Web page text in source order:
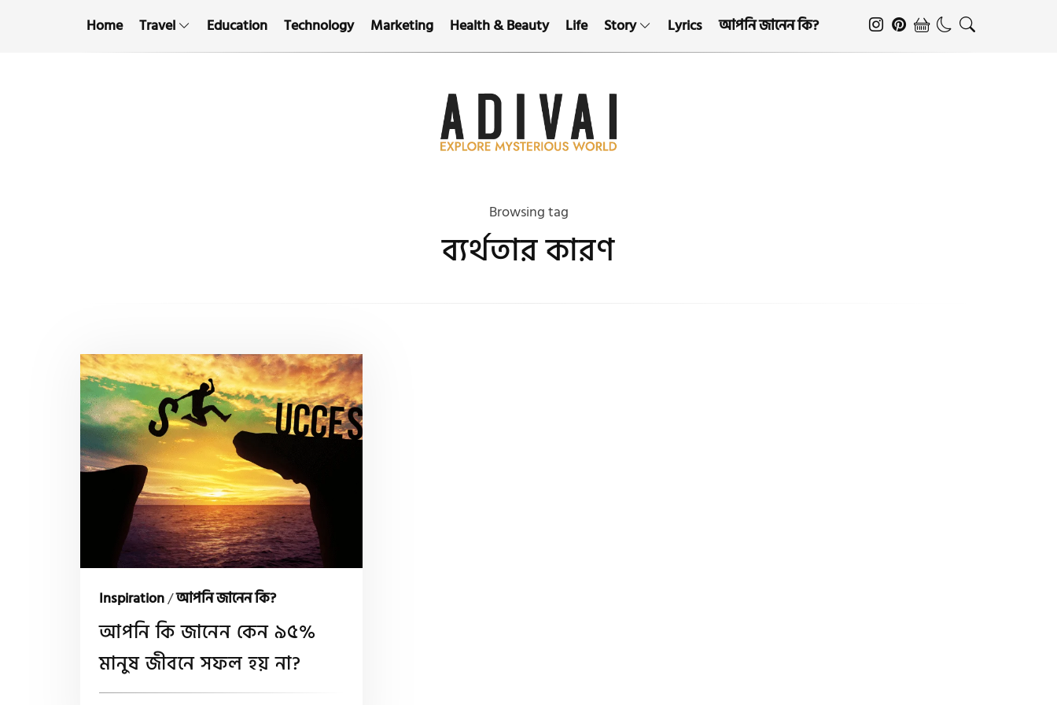
Home Travel Education Technology Marketing Health & Beauty Life Story Lyrics আপনি জানেন কি?
Browsing tag
ব্যর্থতার কারণ
Inspiration/আপনি জানেন কি?
আপনি কি জানেন কেন ৯৫%
মানুষ জীবনে সফল হয় না?